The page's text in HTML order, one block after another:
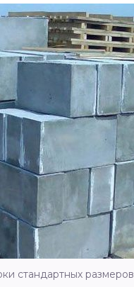
стандартных размеров